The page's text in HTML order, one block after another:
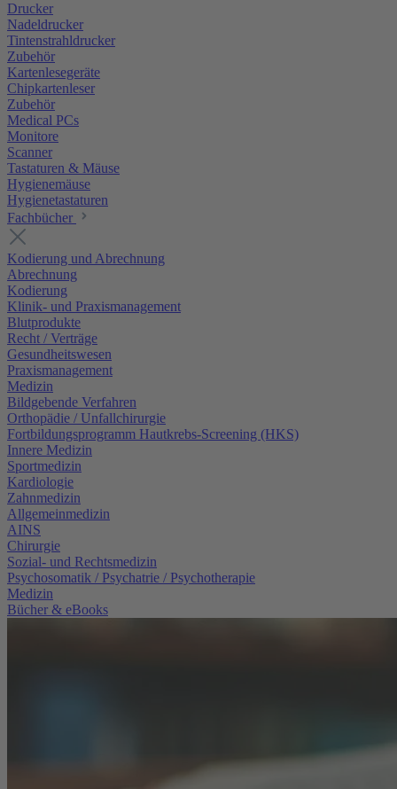
Drucker
Nadeldrucker
Tintenstrahldrucker
Zubehör
Kartenlesegeräte
Chipkartenleser
Zubehör
Medical PCs
Monitore
Scanner
Tastaturen & Mäuse
Hygienemäuse
Hygienetastaturen
Fachbücher
Kodierung und Abrechnung
Abrechnung
Kodierung
Klinik- und Praxismanagement
Blutprodukte
Recht / Verträge
Gesundheitswesen
Praxismanagement
Medizin
Bildgebende Verfahren
Orthopädie / Unfallchirurgie
Fortbildungsprogramm Hautkrebs-Screening (HKS)
Innere Medizin
Sportmedizin
Kardiologie
Zahnmedizin
Allgemeinmedizin
AINS
Chirurgie
Sozial- und Rechtsmedizin
Psychosomatik / Psychatrie / Psychotherapie
Medizin
Bücher & eBooks